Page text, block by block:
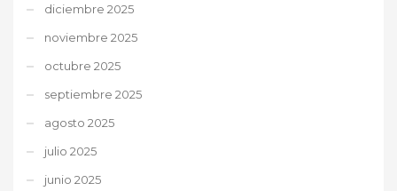
diciembre 2025
noviembre 2025
octubre 2025
septiembre 2025
agosto 2025
julio 2025
junio 2025